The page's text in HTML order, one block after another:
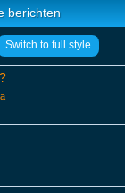
berichten
Switch to full style